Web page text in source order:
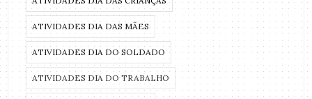
ATIVIDADES DIA DAS MÃES
ATIVIDADES DIA DO SOLDADO
ATIVIDADES DIA DO TRABALHO